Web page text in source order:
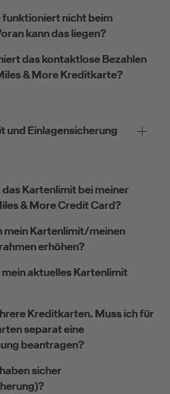
funktioniert nicht beim
kann das liegen?
das kontaktlose Bezahlen
& More Kreditkarte?
und Einlagensicherung
Kartenlimit bei meiner
& More Credit Card?
mein Kartenlimit/meinen
erhöhen?
aktuelles Kartenlimit
Kreditkarten. Muss ich für
separat eine
beantragen?
sicher